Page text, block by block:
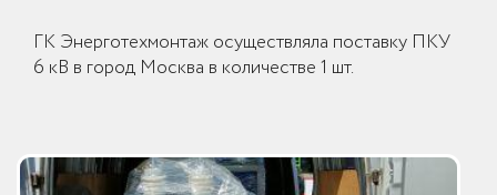
ГК Энерготехмонтаж осуществляла поставку ПКУ
6 кВ в город Москва в количестве 1 шт.